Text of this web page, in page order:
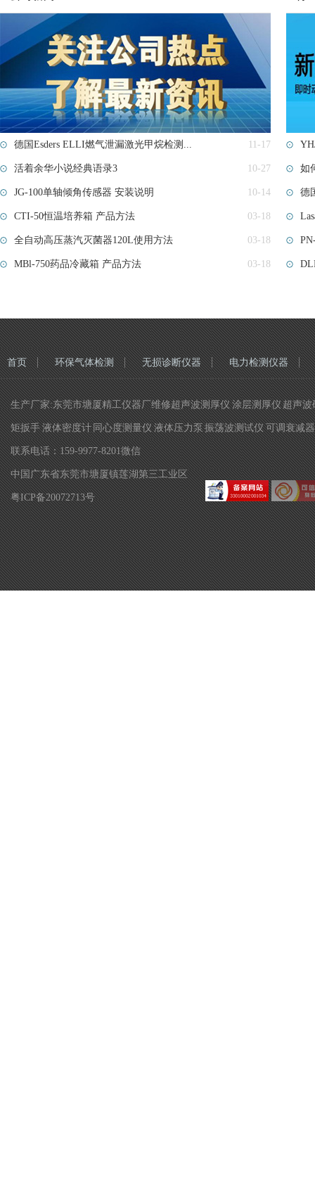
德国Esders ELLI燃气泄漏激光甲烷检测... 11-17
活着余华小说经典语录3 10-27
JG-100单轴倾角传感器 安装说明 10-14
CTI-50恒温培养箱 产品方法 03-18
​全自动高压蒸汽灭菌器120L使用方法 03-18
MBl-750药品冷藏箱 产品方法 03-18
如
德
首页 环保气体检测 无损诊断仪器 电力检测仪器
生产厂家:东莞市塘厦精工仪器厂维修超声波测厚仪 涂层测厚仪 超声
矩扳手 液体密度计 同心度测量仪 液体压力泵 振荡波测试仪 可调衰减
联系电话：159-9977-8201微信
中国广东省东莞市塘厦镇莲湖第三工业区
粤ICP备20072713号